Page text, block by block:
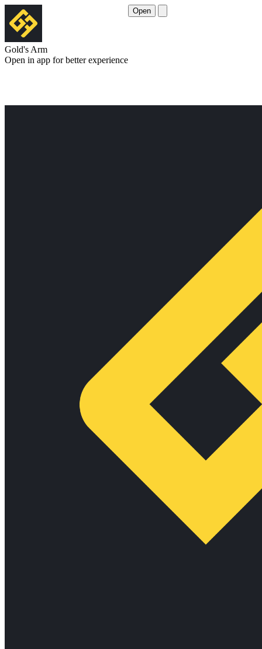
Gold's Arm
Open in app for better experience
Open